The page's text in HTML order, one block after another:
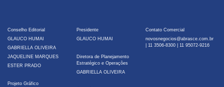
Conselho Editorial
GLAUCO HUMAI
GABRIELLA OLIVEIRA
JAQUELINE MARQUES
ESTER PRADO
Projeto Gráfico
Presidente
GLAUCO HUMAI
Diretora de Planejamento
Estratégico e Operações
GABRIELLA OLIVEIRA
Contato Comercial
novosnegocios@abrasce.com.br
11 3506-8300| 11 95072-9216